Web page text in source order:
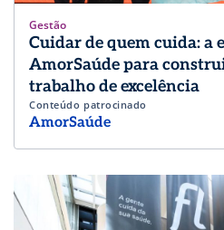
Gestão
Cuidar de quem cuida: a
AmorSaúde para
trabalho de excelência
Conteúdo patrocinado
AmorSaúde